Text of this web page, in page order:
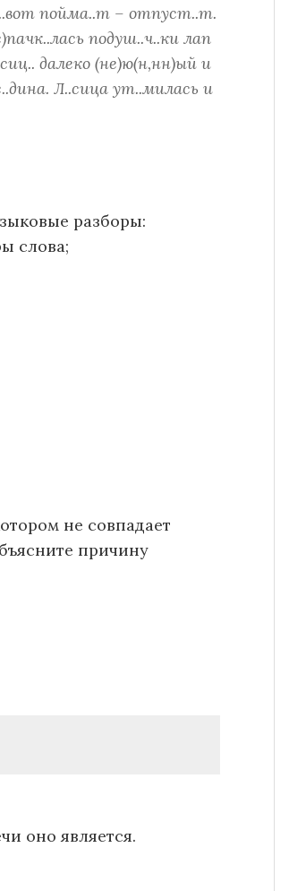
пойма..т – отпуст..т.
подуш..ч..ки лап
далеко (не)ю(н,нн)ый и
Л..сица ут..милась и
разборы:
слова;
не совпадает
причину
оно является.